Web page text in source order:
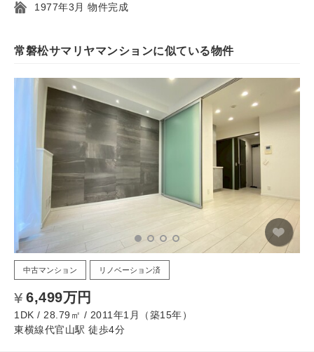
1977年3月 物件完成
常磐松サマリヤマンションに似ている物件
中古マンション リノベーション済
6,499万円
1DK / 28.79㎡ / 2011年1月（築15年）
東横線代官山駅 徒歩4分